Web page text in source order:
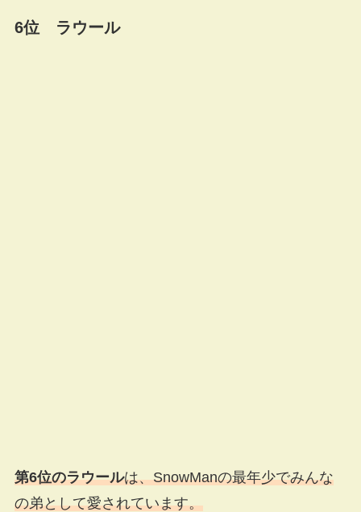
6位 ラウール
第6位のラウールは、SnowManの最年少でみんな
の弟として愛されています。